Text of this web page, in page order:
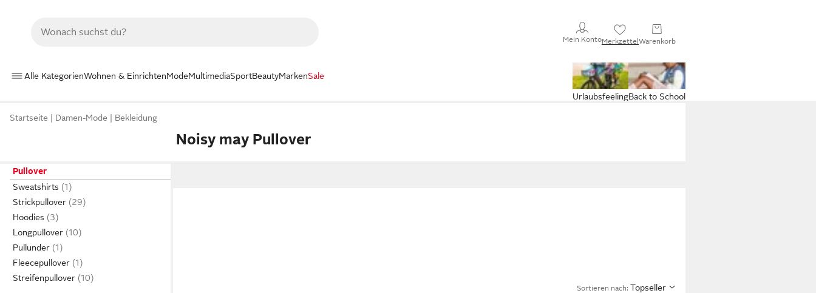
Mein KontoMerkzettelWarenkorb
Alle KategorienWohnen & EinrichtenModeMultimediaSportBeautyMarkenSale
Back to School
Urlaubsfeeling
Startseite Damen-Mode Bekleidung
Noisy may Pullover
Pullover
Sweatshirts
Strickpullover
Hoodies
Longpullover
Pullunder
Fleecepullover
Streifenpullover
Sortieren nach: Topseller